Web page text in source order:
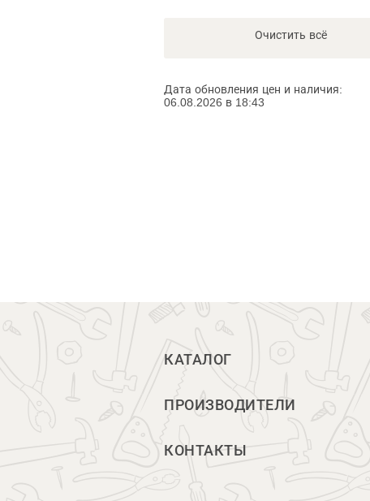
Очистить всё
Дата обновления цен и наличия:
06.08.2026 в 18:43
КАТАЛОГ
ПРОИЗВОДИТЕЛИ
КОНТАКТЫ